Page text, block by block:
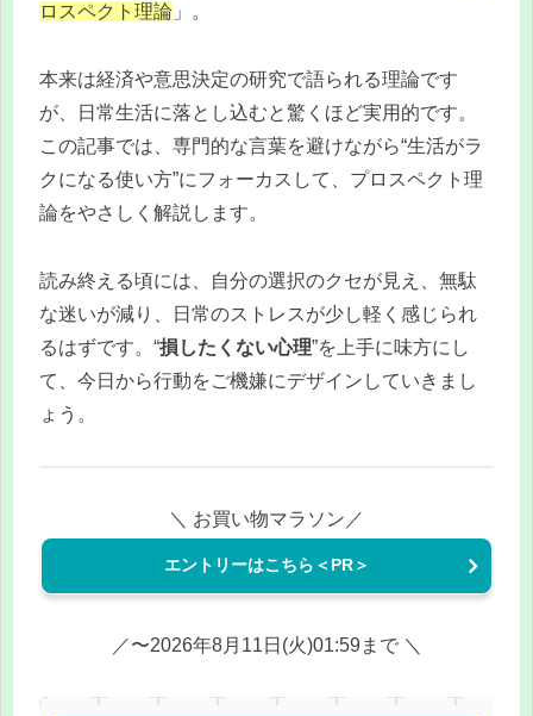
ロスペクト理論 」。
本来は経済や意思決定の研究で語られる理論です
が、日常生活に落とし込むと驚くほど実用的です。
この記事では、専門的な言葉を避けながら“生活がラ
クになる使い方”にフォーカスして、プロスペクト理
論をやさしく解説します。
読み終える頃には、自分の選択のクセが見え、無駄
な迷いが減り、日常のストレスが少し軽く感じられ
るはずです。“損したくない心理”を上手に味方にし
て、今日から行動をご機嫌にデザインしていきまし
ょう。
＼ お買い物マラソン／
エントリーはこちら＜PR＞
／〜2026年8月11日(火)01:59まで ＼